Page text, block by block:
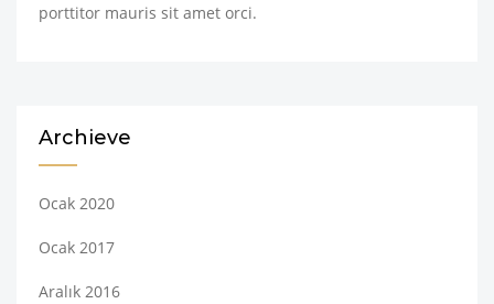
porttitor mauris sit amet orci.
Archieve
Ocak 2020
Ocak 2017
Aralık 2016